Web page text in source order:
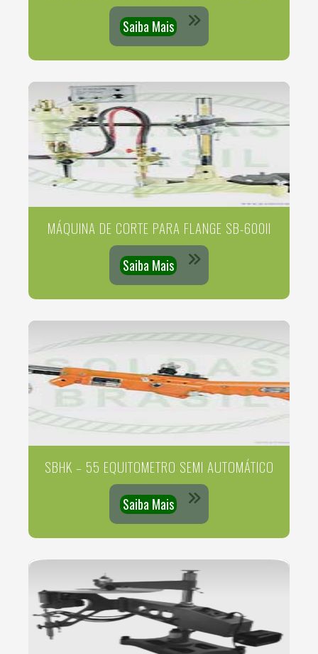
Saiba Mais
MÁQUINA DE CORTE PARA FLANGE SB-600II
Saiba Mais
SBHK – 55 EQUITOMETRO SEMI AUTOMÁTICO
Saiba Mais